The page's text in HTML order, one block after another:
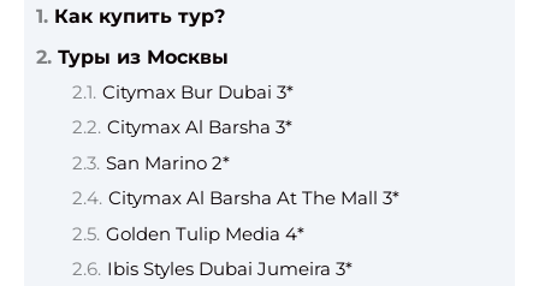
Как купить тур?
Туры из Москвы
Citymax Bur Dubai 3*
Citymax Al Barsha 3*
San Marino 2*
Citymax Al Barsha At The Mall 3*
Golden Tulip Media 4*
Ibis Styles Dubai Jumeira 3*